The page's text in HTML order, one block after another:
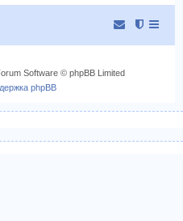
Software © phpBB Limited
phpBB